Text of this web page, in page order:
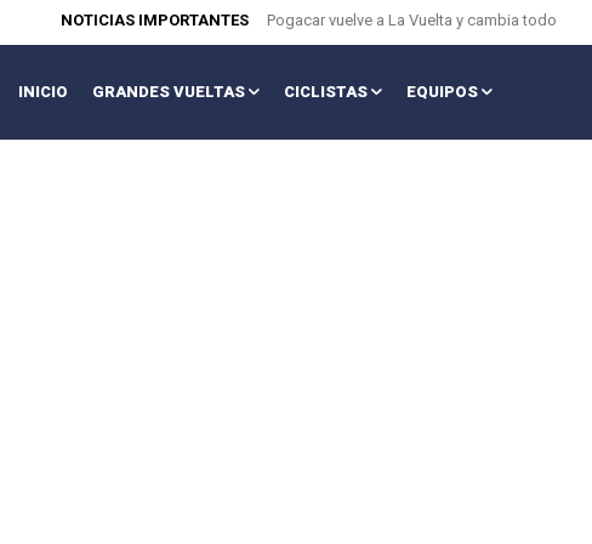
NOTICIAS IMPORTANTES Pogacar vuelve a La Vuelta y cambia todo
INICIO GRANDES VUELTAS CICLISTAS EQUIPOS